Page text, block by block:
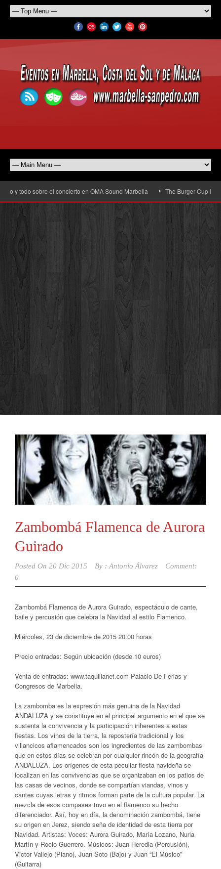
todo sobre el concierto en OMA Sound Marbella The Burger Cup llega
Zambombá Flamenca de Aurora
Guirado
Posted On 20 Dic 2015 By : Antonio Álvarez
Comment:
0
Zambombá Flamenca de Aurora Guirado, espectáculo de cante,
baile y percusión que celebra la Navidad al estilo Flamenco.
Miércoles, 23 de diciembre de 2015 20.00 horas
Precio entradas: Según ubicación (desde 10 euros)
Venta de entradas: www.taquillanet.com Palacio De Ferias y
Congresos de Marbella.
La zambomba es la expresión más genuina de la Navidad
ANDALUZA y se constituye en el principal argumento en el que se
sustenta la convivencia y la participación inherentes a estas
fiestas. Los vinos de la tierra, la repostería tradicional y los
villancicos aflamencados son los ingredientes de las zambombas
que en estos días se celebran por cualquier rincón de la geografía
ANDALUZA. Los orígenes de esta peculiar fiesta navideña se
localizan en las convivencias que se organizaban en los patios de
las casas de vecinos, donde se compartían viandas, vinos y
cantes cuyas letras y ritmos forman parte de la cultura popular. La
mezcla de esos compases tuvo en el flamenco su hecho
diferenciador. Así, hoy en día, la denominación zambombá, tiene
su origen en Jerez, siendo seña de identidad de esta tierra por
Navidad. Artistas: Voces: Aurora Guirado, María Lozano, Nuria
Martín y Rocio Guerrero. Músicos: Juan Heredia (Percusión),
Victor Vallejo (Piano), Juan Soto (Bajo) y Juan “El Músico”
(Guitarra)